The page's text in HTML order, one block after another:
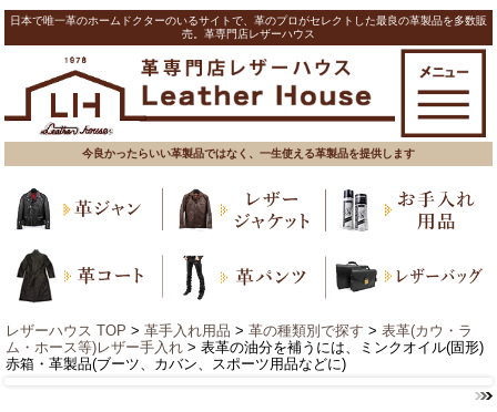
日本で唯一革のホームドクターのいるサイトで、革のプロがセレクトした最良の革製品を多数販
売。革専門店レザーハウス
今良かったらいい革製品ではなく、一生使える革製品を提供します
レザーハウス TOP > 革手入れ用品 > 革の種類別で探す > 表革(カウ・ラ
ム・ホース等)レザー手入れ > 表革の油分を補うには、ミンクオイル(固形)
赤箱・革製品(ブーツ、カバン、スポーツ用品などに)